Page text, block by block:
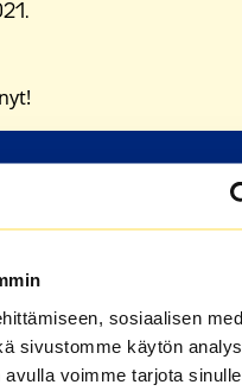
sosiaalisen
sivustomme käytön
voimme tarjota sinulle